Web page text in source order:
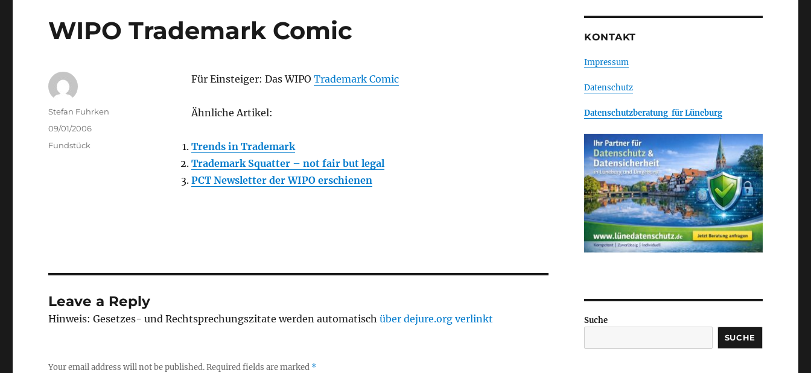
WIPO Trademark Comic
Für Einsteiger: Das WIPO Trademark Comic
Ähnliche Artikel:
Trends in Trademark
Trademark Squatter – not fair but legal
PCT Newsletter der WIPO erschienen
Author
Stefan Fuhrken
Posted
09/01/2006
Categories
Fundstück
Leave a Reply
Hinweis: Gesetzes- und Rechtsprechungszitate werden automatischüber dejure.org verlinkt
Your email address will not be published.Required fields are marked *
KONTAKT
Impressum
Datenschutz
Datenschutzberatung für Lüneburg
Suche
SUCHE